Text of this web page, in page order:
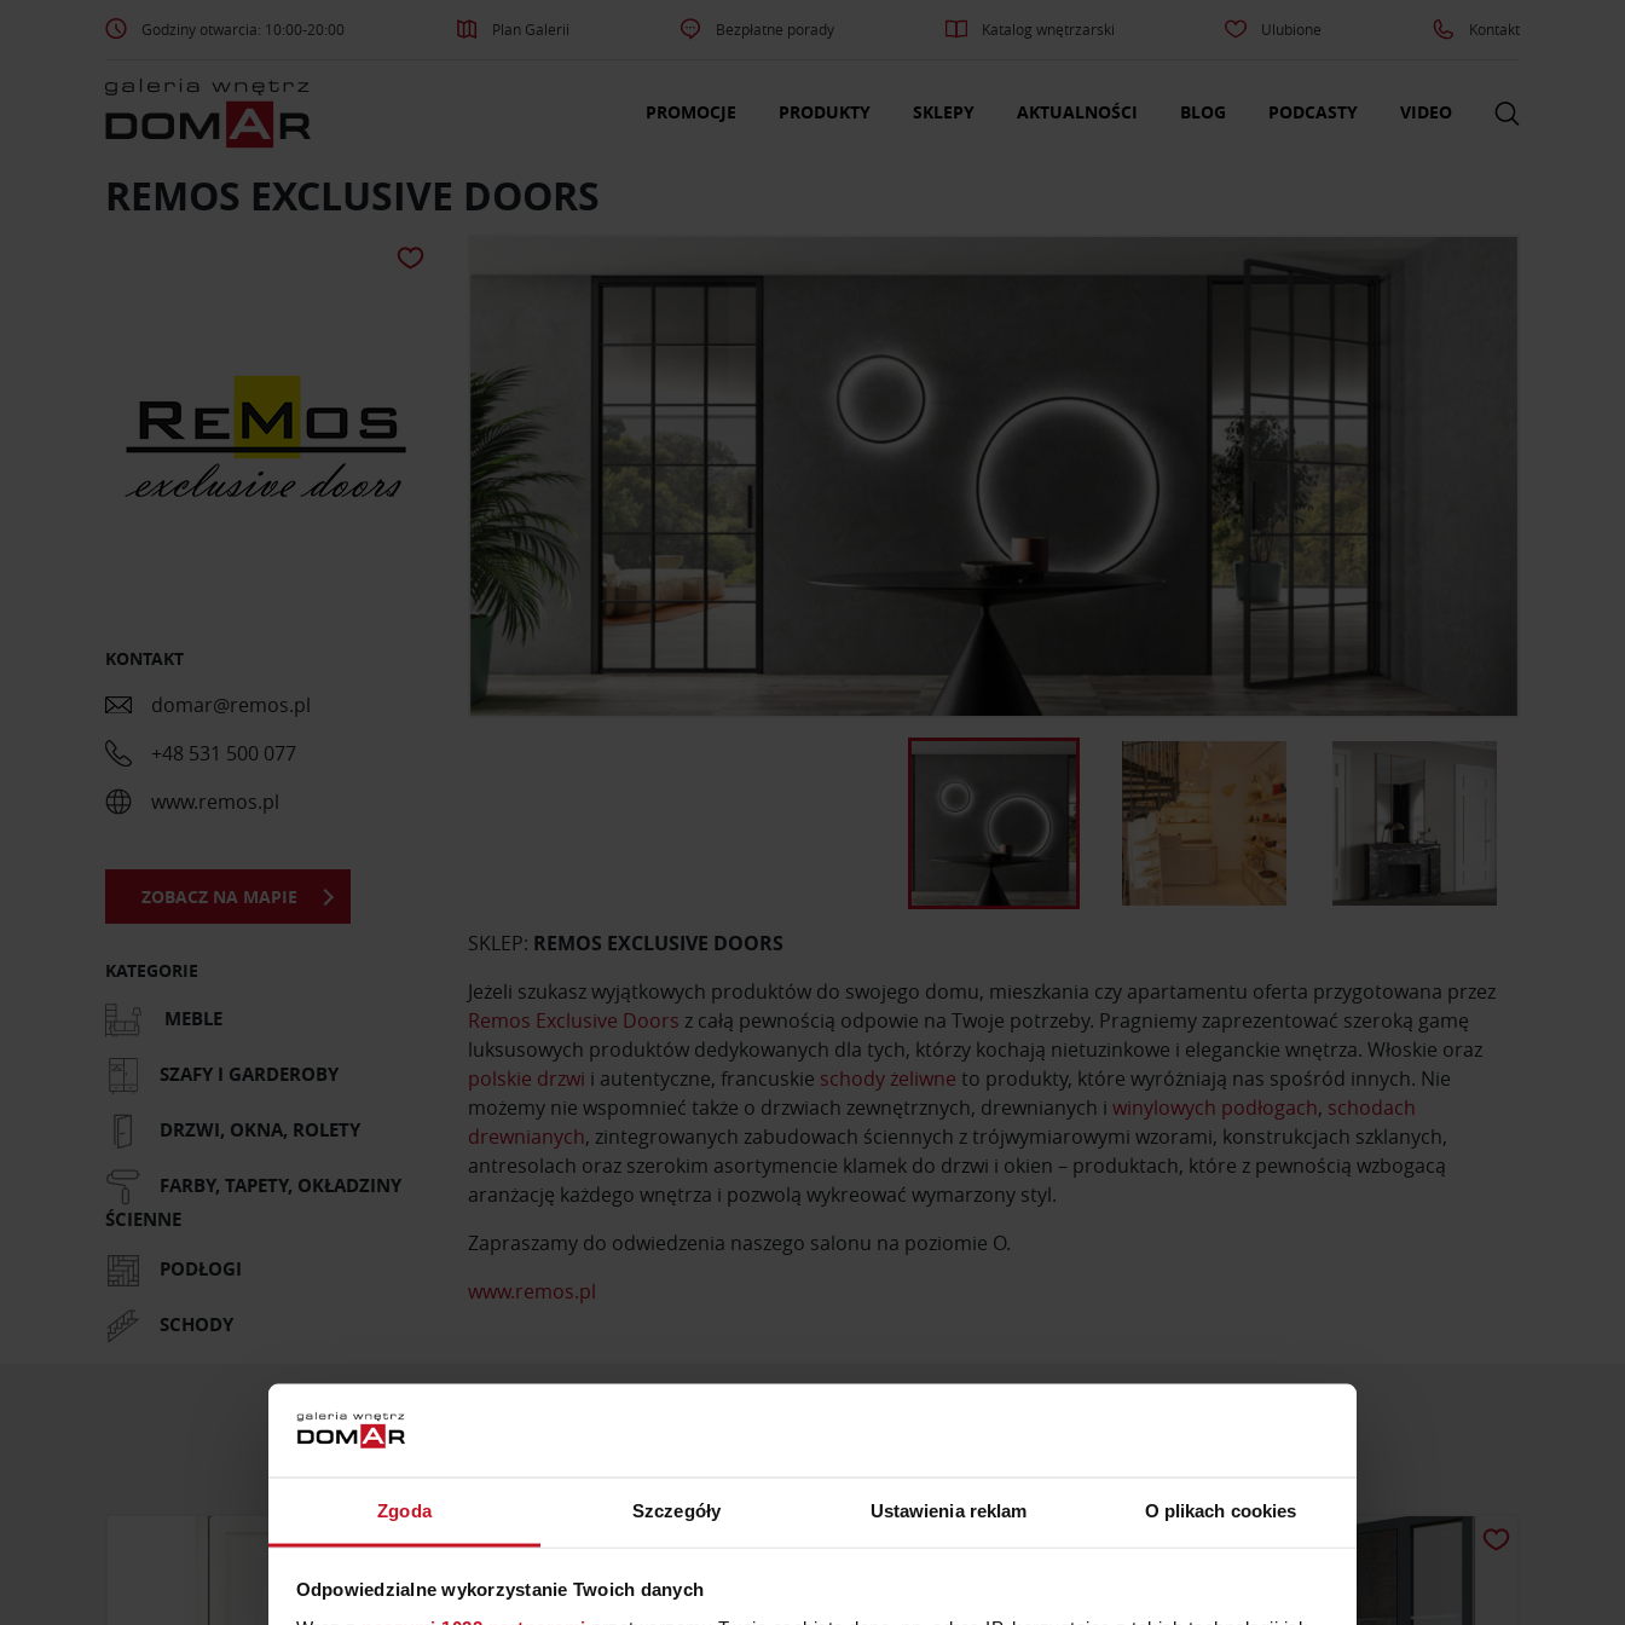
Zgoda Szczegóły Ustawienia reklam O plikach cookies
Odpowiedzialne wykorzystanie Twoich danych
Godziny otwarcia: 10:00-20:00 Plan Galerii Bezpłatne porady Katalog wnętrzarski Ulubione Kontakt
PROMOCJE PRODUKTY SKLEPY AKTUALNOŚCI BLOG PODCASTY VIDEO
REMOS EXCLUSIVE DOORS
KONTAKT
domar@remos.pl
+48 531 500 077
www.remos.pl
ZOBACZ NA MAPIE
KATEGORIE
MEBLE
SZAFY I GARDEROBY
DRZWI, OKNA, ROLETY
FARBY, TAPETY, OKŁADZINY
ŚCIENNE
PODŁOGI
SCHODY
SKLEP: REMOS EXCLUSIVE DOORS
Jeżeli szukasz wyjątkowych produktów do swojego domu, mieszkania czy apartamentu oferta przygotowana przez
Remos Exclusive Doors z całą pewnością odpowie na Twoje potrzeby. Pragniemy zaprezentować szeroką gamę
luksusowych produktów dedykowanych dla tych, którzy kochają nietuzinkowe i eleganckie wnętrza. Włoskie oraz
polskie drzwi i autentyczne, francuskie schody żeliwne to produkty, które wyróżniają nas spośród innych. Nie
możemy nie wspomnieć także o drzwiach zewnętrznych, drewnianych i winylowych podłogach, schodach
drewnianych, zintegrowanych zabudowach ściennych z trójwymiarowymi wzorami, konstrukcjach szklanych,
antresolach oraz szerokim asortymencie klamek do drzwi i okien – produktach, które z pewnością wzbogacą
aranżację każdego wnętrza i pozwolą wykreować wymarzony styl.
Zapraszamy do odwiedzenia naszego salonu na poziomie O.
www.remos.pl